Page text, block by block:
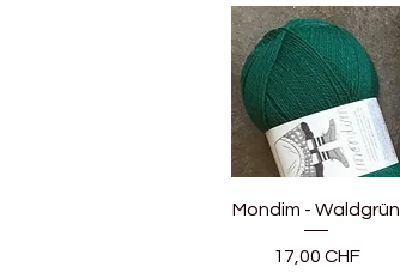
Mondim - Waldgrün
Prix
17,00 CHF